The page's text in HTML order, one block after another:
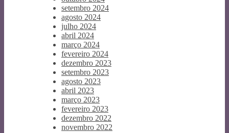
setembro 2024
agosto 2024
julho 2024
abril 2024
março 2024
fevereiro 2024
dezembro 2023
setembro 2023
agosto 2023
abril 2023
março 2023
fevereiro 2023
dezembro 2022
novembro 2022